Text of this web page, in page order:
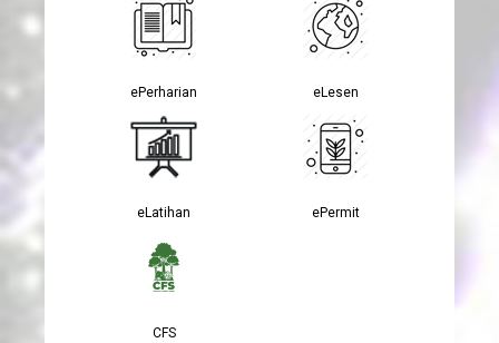
ePerharian eLesen
eLatihan ePermit
CFS